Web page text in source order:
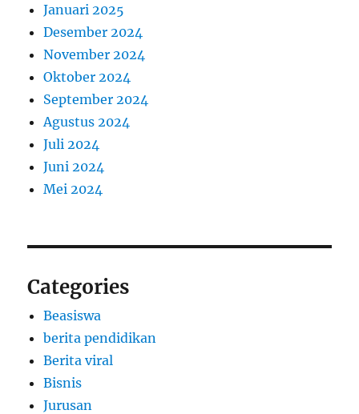
Januari 2025
Desember 2024
November 2024
Oktober 2024
September 2024
Agustus 2024
Juli 2024
Juni 2024
Mei 2024
Categories
Beasiswa
berita pendidikan
Berita viral
Bisnis
Jurusan